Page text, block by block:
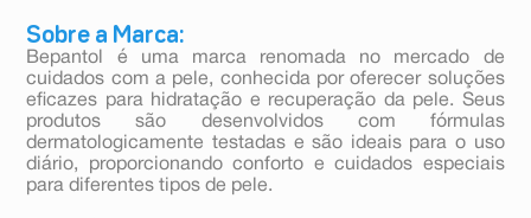
Sobre a Marca:
Bepantol é uma marca renomada no mercado de
cuidados com a pele, conhecida por oferecer soluções
eficazes para hidratação e recuperação da pele. Seus
produtos são desenvolvidos com fórmulas
dermatologicamente testadas e são ideais para o uso
diário, proporcionando conforto e cuidados especiais
para diferentes tipos de pele.